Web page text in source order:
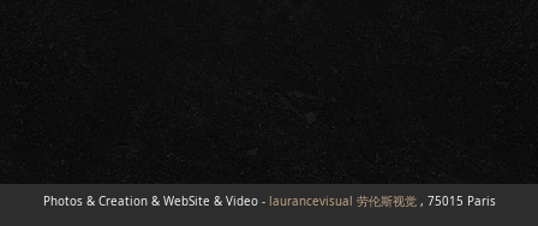
Photos & Creation & WebSite & Video - laurancevisual 劳伦斯视觉, 75015 Paris